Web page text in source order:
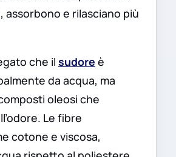
assorbono e rilasciano più
che il sudore è
da acqua, ma
oleosi che
Le fibre
cotone e viscosa,